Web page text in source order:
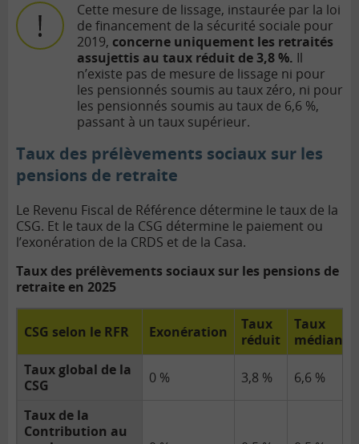
Cette mesure de lissage, instaurée par la loi
de financement de la sécurité sociale pour
2019, concerne uniquement les retraités
assujettis au taux réduit de 3,8 %. Il
n’existe pas de mesure de lissage ni pour
les pensionnés soumis au taux zéro, ni pour
les pensionnés soumis au taux de 6,6 %,
passant à un taux supérieur.
Taux des prélèvements sociaux sur les
pensions de retraite
Le Revenu Fiscal de Référence détermine le taux de la
CSG. Et le taux de la CSG détermine le paiement ou
l’exonération de la CRDS et de la Casa.
Taux des prélèvements sociaux sur les pensions de
retraite en 2025
CSG selon le RFR Exonération
Taux
réduit
Taux
médian
Taux global de la
CSG
0 % 3,8 % 6,6 %
Taux de la
Contribution au